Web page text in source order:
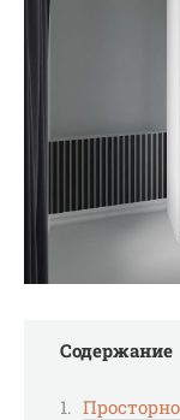
Содержание